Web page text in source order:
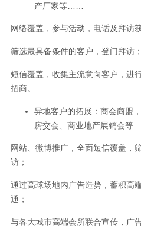
产厂家等……
网络覆盖，参与活动，电话及拜访
筛选最具备条件的客户，登门拜访；
短信覆盖，收集主流意向客户，进
招商。
异地客户的拓展：商会商盟
房交会、商业地产展销会等
网站、微博推广，全面短信覆盖，
访；
通过高球场地内广告造势，蓄积高
通；
与各大城市高端会所联合宣传，广